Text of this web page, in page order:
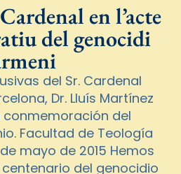
en l’acte
del genocidi
del Sr. Cardenal
Dr. Lluís Martínez
conmemoración del
Facultad de Teología
mayo de 2015 Hemos
del genocidio